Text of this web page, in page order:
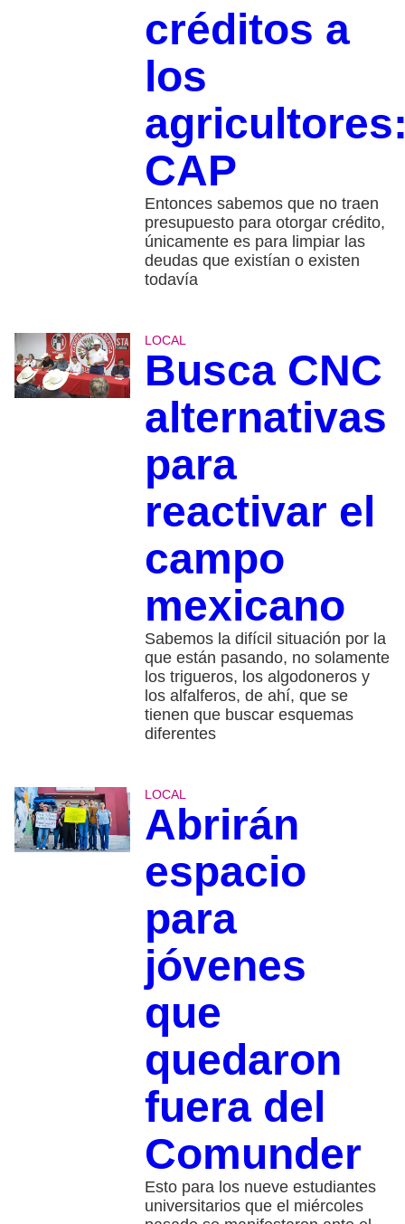
créditos a
los
CAP
Entonces sabemos que no traen
presupuesto para otorgar crédito,
únicamente es para limpiar las
deudas que existían o existen
todavía
LOCAL
Busca CNC
alternativas
para
reactivar el
campo
mexicano
Sabemos la difícil situación por la
que están pasando, no solamente
los trigueros, los algodoneros y
los alfalferos, de ahí, que se
tienen que buscar esquemas
diferentes
LOCAL
Abrirán
espacio
para
jóvenes
que
quedaron
fuera del
Comunder
Esto para los nueve estudiantes
universitarios que el miércoles